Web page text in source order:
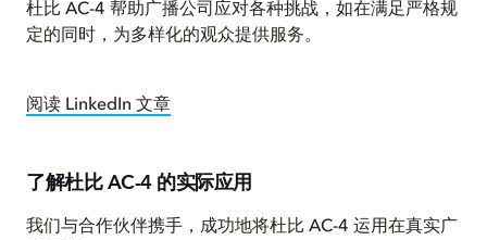
杜比 AC-4 帮助广播公司应对各种挑战，如在满足严格规
定的同时，为多样化的观众提供服务。
阅读 LinkedIn 文章
了解杜比 AC-4 的实际应用
我们与合作伙伴携手，成功地将杜比 AC-4 运用在真实广